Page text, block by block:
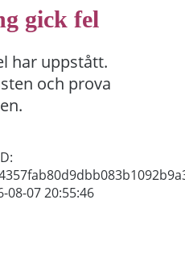
gick fel
har uppstått.
och prova
08-07 20:55:46